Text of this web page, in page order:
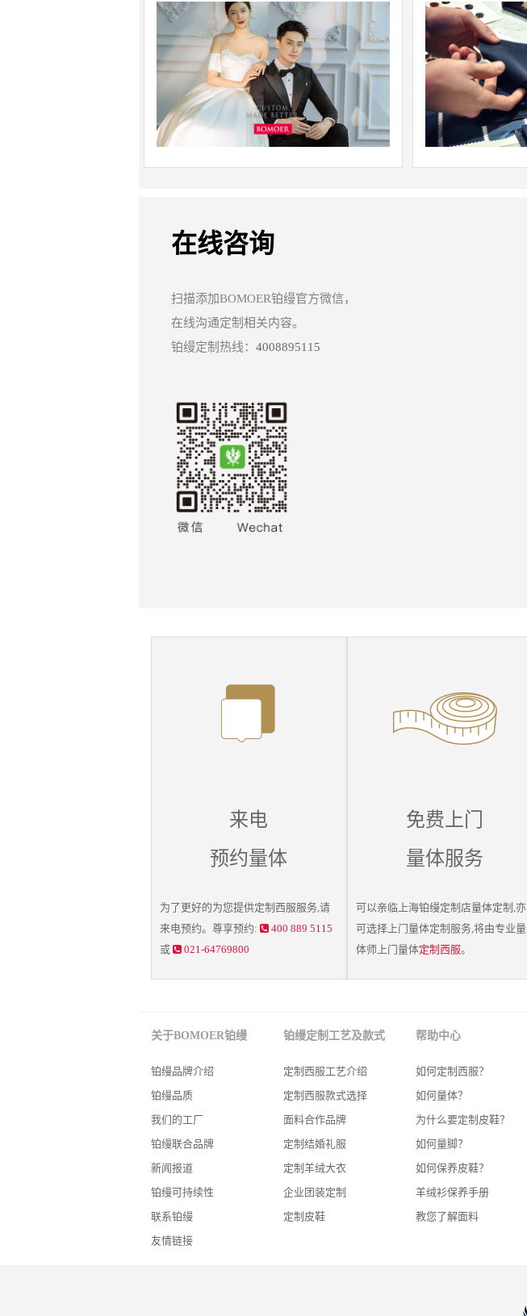
在线咨询
扫描添加BOMOER铂缦官方微信，
在线沟通定制相关内容。
铂缦定制热线： 4008895115
来电
预约量体
为了更好的为您提供定制西服服务,请
来电预约。尊享预约:
400 889 5115
或
021-64769800
免费上门
量体服务
可以亲临上海铂缦定制店量体定制,亦
可选择上门 量体定制 服务,将由专业量
体师上门量体定制西服。
关于BOMOER铂缦
铂缦品牌介绍
铂缦品质
我们的工厂
铂缦联合品牌
新闻报道
铂缦可持续性
联系铂缦
友情链接
铂缦定制工艺及款式
定制西服工艺介绍
定制西服款式选择
面料合作品牌
定制结婚礼服
定制羊绒大衣
企业团装定制
定制皮鞋
帮助中心
如何定制西服？
如何量体？
为什么要定制皮鞋？
如何量脚？
如何保养皮鞋？
羊绒衫保养手册
教您了解面料